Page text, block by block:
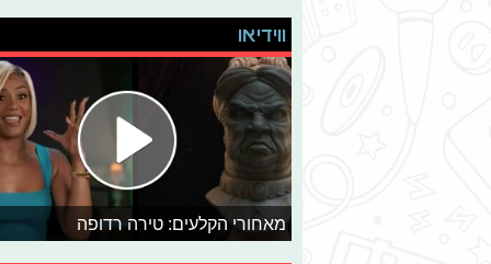
ווידיאו
מאחורי הקלעים: טירה רדופה